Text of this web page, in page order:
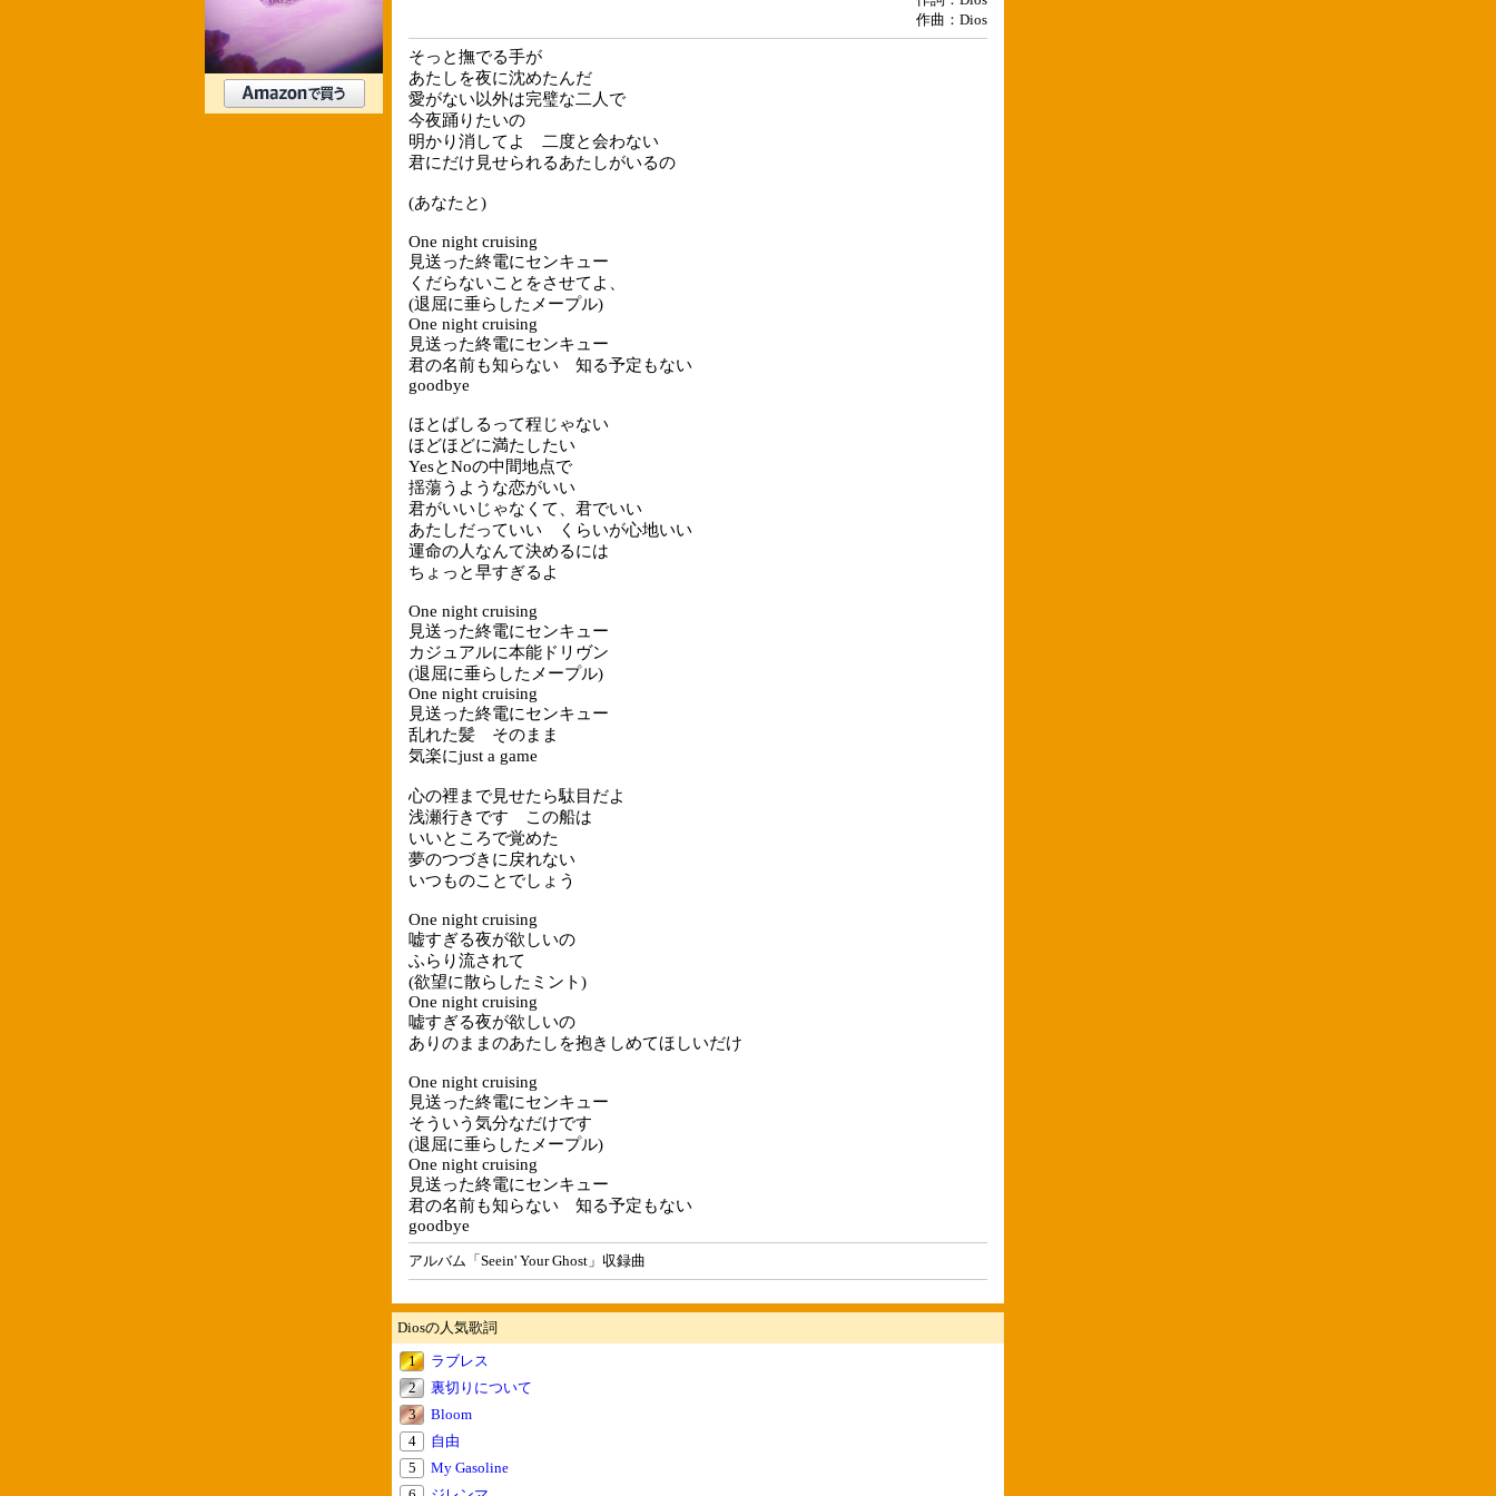
作曲：Dios
そっと撫でる手が
あたしを夜に沈めたんだ
愛がない以外は完璧な二人で
今夜踊りたいの
明かり消してよ 二度と会わない
君にだけ見せられるあたしがいるの
(あなたと)
One night cruising
見送った終電にセンキュー
くだらないことをさせてよ、
(退屈に垂らしたメープル)
One night cruising
見送った終電にセンキュー
君の名前も知らない 知る予定もない
goodbye
ほとばしるって程じゃない
ほどほどに満たしたい
YesとNoの中間地点で
揺蕩うような恋がいい
君がいいじゃなくて、君でいい
あたしだっていい くらいが心地いい
運命の人なんて決めるには
ちょっと早すぎるよ
One night cruising
見送った終電にセンキュー
カジュアルに本能ドリヴン
(退屈に垂らしたメープル)
One night cruising
見送った終電にセンキュー
乱れた髪 そのまま
気楽にjust a game
心の裡まで見せたら駄目だよ
浅瀬行きです この船は
いいところで覚めた
夢のつづきに戻れない
いつものことでしょう
One night cruising
嘘すぎる夜が欲しいの
ふらり流されて
(欲望に散らしたミント)
One night cruising
嘘すぎる夜が欲しいの
ありのままのあたしを抱きしめてほしいだけ
One night cruising
見送った終電にセンキュー
そういう気分なだけです
(退屈に垂らしたメープル)
One night cruising
見送った終電にセンキュー
君の名前も知らない 知る予定もない
goodbye
アルバム「Seein' Your Ghost」収録曲
Diosの人気歌詞
1
ラブレス
2
裏切りについて
3
Bloom
4
自由
5
My Gasoline